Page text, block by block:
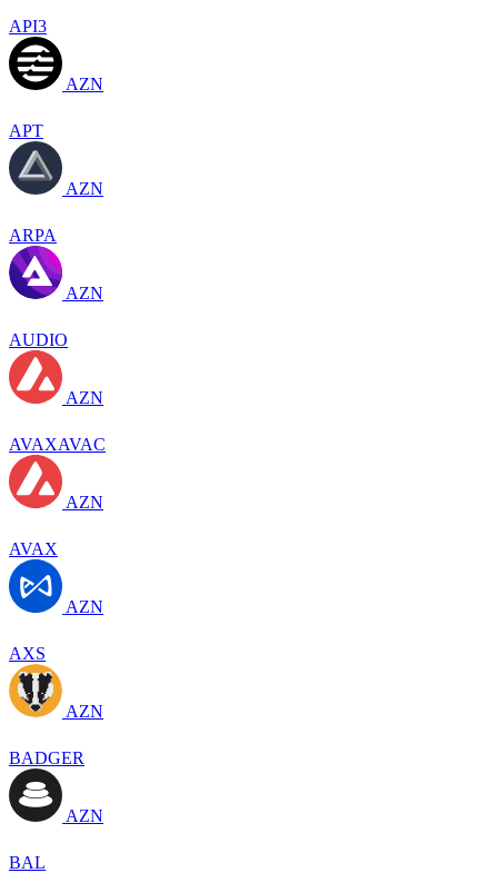
API3
AZN
APT
AZN
ARPA
AZN
AUDIO
AZN
AVAXAVAC
AZN
AVAX
AZN
AXS
AZN
BADGER
AZN
BAL